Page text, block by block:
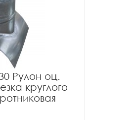
Рулон оц.
круглого